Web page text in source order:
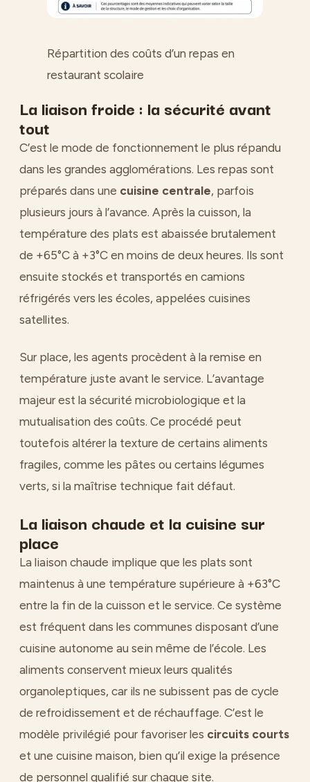
Répartition des coûts d’un repas en
restaurant scolaire
La liaison froide : la sécurité avant
tout
C’est le mode de fonctionnement le plus répandu
dans les grandes agglomérations. Les repas sont
préparés dans une cuisine centrale, parfois
plusieurs jours à l’avance. Après la cuisson, la
température des plats est abaissée brutalement
de +65°C à +3°C en moins de deux heures. Ils sont
ensuite stockés et transportés en camions
réfrigérés vers les écoles, appelées cuisines
satellites.
Sur place, les agents procèdent à la remise en
température juste avant le service. L’avantage
majeur est la sécurité microbiologique et la
mutualisation des coûts. Ce procédé peut
toutefois altérer la texture de certains aliments
fragiles, comme les pâtes ou certains légumes
verts, si la maîtrise technique fait défaut.
La liaison chaude et la cuisine sur
place
La liaison chaude implique que les plats sont
maintenus à une température supérieure à +63°C
entre la fin de la cuisson et le service. Ce système
est fréquent dans les communes disposant d’une
cuisine autonome au sein même de l’école. Les
aliments conservent mieux leurs qualités
organoleptiques, car ils ne subissent pas de cycle
de refroidissement et de réchauffage. C’est le
modèle privilégié pour favoriser les circuits courts
et une cuisine maison, bien qu’il exige la présence
de personnel qualifié sur chaque site.